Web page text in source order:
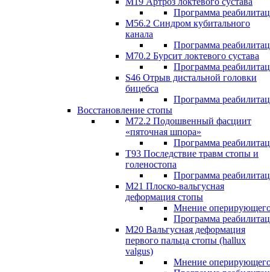
Программа
М56.2 Синдром кубитального
канала
Программа
M70.2 Бурсит локтевого сустава
Программа
S46 Отрыв дистальной головки
бицебса
Программа
Восстановление стопы
М72.2 Подошвенный фасциит
«пяточная шпора»
Программа
Т93 Последствие травм стопы и
голеностопа
Программа
М21 Плоско-вальгусная
деформация стопы
Мнение
Программа
М20 Вальгусная деформация
первого пальца стопы (hallux
valgus)
Мнение